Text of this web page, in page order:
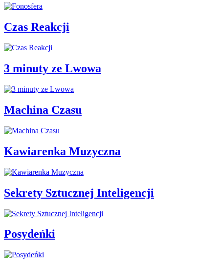
Czas Reakcji
3 minuty ze Lwowa
Machina Czasu
Kawiarenka Muzyczna
Sekrety Sztucznej Inteligencji
Posydeńki